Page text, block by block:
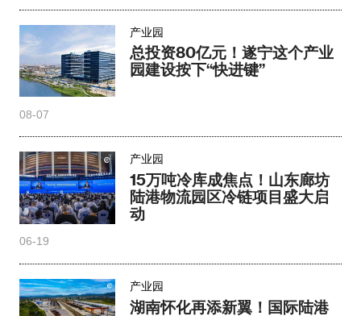
产业园
总投资80亿元！遂宁这个产业
园建设按下“快进键”
08-07
产业园
15万吨冷库成焦点！山东廊坊
陆港物流园区冷链项目盛大启
动
06-19
产业园
湖南怀化再添新翼！国际陆港